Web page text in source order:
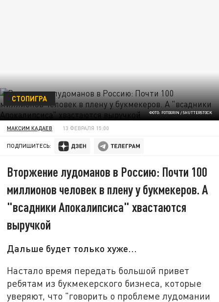
ФОТО: FOTOGRIN / SHUTTERSTOCK
СТОПИГРА
МАКСИМ КАДАЕВ 13 ФЕВРАЛЯ 15:00
ПОДПИШИТЕСЬ:
Вторжение лудоманов в Россию: Почти 100
миллионов человек в плену у букмекеров. А
"всадники Апокалипсиса" хвастаются
выручкой
Дальше будет только хуже...
Настало время передать большой привет
ребятам из букмекерского бизнеса, которые
уверяют, что "говорить о проблеме лудомании